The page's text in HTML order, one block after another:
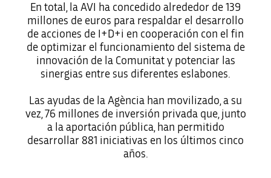
En total, la AVI ha concedido alrededor de 139
millones de euros para respaldar el desarrollo
de acciones de I+D+i en cooperación con el fin
de optimizar el funcionamiento del sistema de
innovación de la Comunitat y potenciar las
sinergias entre sus diferentes eslabones.
Las ayudas de la Agència han movilizado, a su
vez, 76 millones de inversión privada que, junto
a la aportación pública, han permitido
desarrollar 881 iniciativas en los últimos cinco
años.